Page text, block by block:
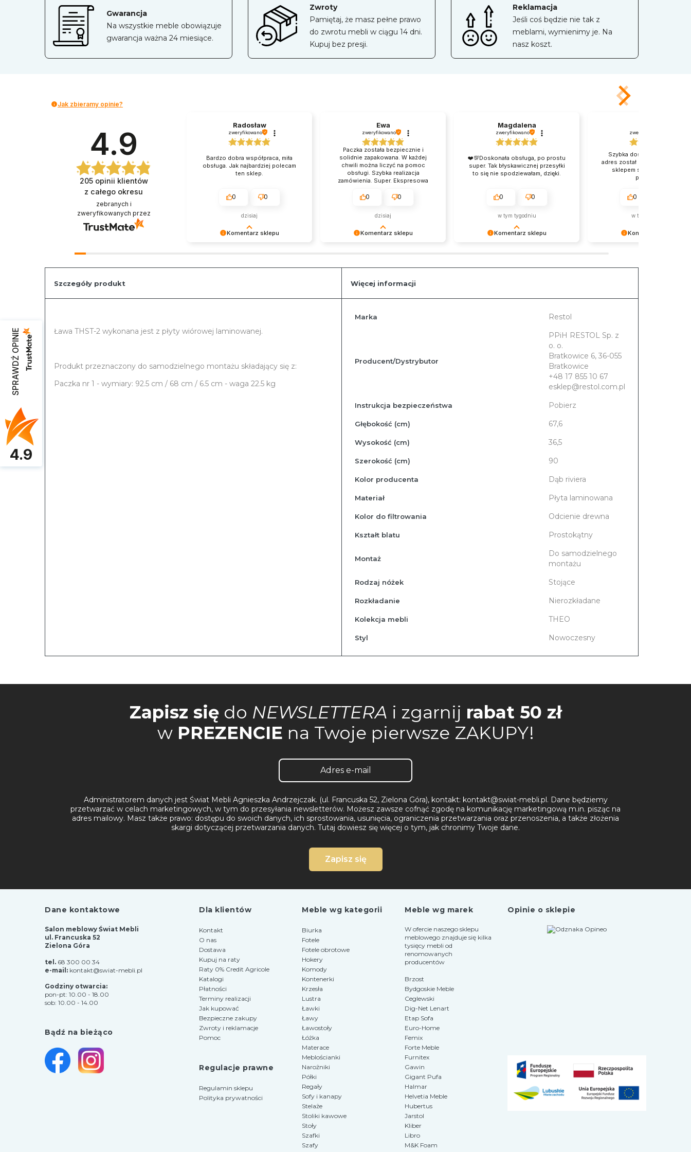
Gwarancja
Na wszystkie meble obowiązuje
gwarancja ważna 24 miesiące.
Zwroty
Pamiętaj, że masz pełne prawo
do zwrotu mebli w ciągu 14 dni.
Kupuj bez presji.
Reklamacja
Jeśli coś będzie nie tak z
meblami, wymienimy je. Na
nasz koszt.
Jak zbieramy opinie?
4.9
205opinii klientów
z całego okresu
zebranych i
zweryfikowanych przez
Komentarz sklepu
ponownie na zakupy w naszym
Radosław
zweryfikowano
Bardzo dobra współpraca, miła
obsługa. Jak najbardziej polecam
ten sklep.
0 0
dzisiaj
Komentarz sklepu
ponownie na zakupy w naszym
Ewa
zweryfikowano
Paczka została bezpiecznie i
solidnie zapakowana. W każdej
chwili można liczyć na pomoc
obsługi. Szybka realizacja
zamówienia. Super. Ekspresowa
polecam.
0 0
dzisiaj
Komentarz sklepu
ponownie na zakupy w naszym
Magdalena
zweryfikowano
❤️💯Doskonała obsługa, po prostu
super. Tak błyskawicznej przesyłki
to się nie spodziewałam, dzięki.
0 0
w tym tygodniu
Komentarz sklepu
ponownie na zakupy w naszym
zweryfikowano
Szybka dostarczono mimo,
adres został zmieniony.
sklepem super. Pani bardzo
pomocna .
0
w tym tygodniu
Szczegóły produkt
Ława THST-2 wykonana jest z płyty wiórowej laminowanej.
Produkt przeznaczony do samodzielnego montażu składający się z:
Paczka nr 1 - wymiary: 92.5 cm / 68 cm / 6.5 cm - waga 22.5 kg
Więcej informacji
Więcej
Marka Restol
Producent/Dystrybutor
PPiH RESTOL Sp. z
o. o.
Bratkowice 6, 36-055
Bratkowice
+48 17 855 10 67
esklep@restol.com.pl
Instrukcja bezpieczeństwa Pobierz
Głębokość (cm) 67,6
Wysokość (cm) 36,5
Szerokość (cm) 90
Kolor producenta Dąb riviera
Materiał Płyta laminowana
Kolor do filtrowania Odcienie drewna
Kształt blatu Prostokątny
Montaż
Do samodzielnego
montażu
Rodzaj nóżek Stojące
Rozkładanie Nierozkładane
Kolekcja mebli THEO
Styl Nowoczesny
Zapisz się do NEWSLETTERA i zgarnij rabat 50 zł
w PREZENCIE na Twoje pierwsze ZAKUPY!
Administratorem danych jest Świat Mebli Agnieszka Andrzejczak. (ul. Francuska 52, Zielona Góra), kontakt: kontakt@swiat-mebli.pl. Dane będziemy
przetwarzać w celach marketingowych, w tym do przesyłania newsletterów. Możesz zawsze cofnąć zgodę na komunikację marketingową m.in. pisząc na
adres mailowy. Masz także prawo: dostępu do swoich danych, ich sprostowania, usunięcia, ograniczenia przetwarzania oraz przenoszenia, a także złożenia
skargi dotyczącej przetwarzania danych. Tutaj dowiesz się więcej o tym, jak chronimy Twoje dane.
Zapisz się
Dane kontaktowe
Salon meblowy Świat Mebli
ul. Francuska 52
Zielona Góra
tel. 68 300 00 34
e-mail: kontakt@swiat-mebli.pl
Godziny otwarcia:
pon-pt: 10.00 - 18.00
sob: 10.00 - 14.00
Bądź na bieżąco
Dla klientów
Kontakt
O nas
Dostawa
Kupuj na raty
Raty 0% Credit Agricole
Katalogi
Płatności
Terminy realizacji
Jak kupować
Bezpieczne zakupy
Zwroty i reklamacje
Pomoc
Regulacje prawne
Regulamin sklepu
Polityka prywatności
Meble wg kategorii
Biurka
Fotele
Fotele obrotowe
Hokery
Komody
Kontenerki
Krzesła
Lustra
Ławki
Ławy
Ławostoły
Łóżka
Materace
Meblościanki
Narożniki
Półki
Regały
Sofy i kanapy
Stelaże
Stoliki kawowe
Stoły
Szafki
Szafy
Meble wg marek
W ofercie naszego sklepu
meblowego znajduje się kilka
tysięcy mebli od
renomowanych
producentów
Brzost
Bydgoskie Meble
Ceglewski
Dig-Net Lenart
Etap Sofa
Euro-Home
Femix
Forte Meble
Furnitex
Gawin
Gigant Pufa
Halmar
Helvetia Meble
Hubertus
Jarstol
Kliber
Libro
M&K Foam
Opinie o sklepie
SPRAWDŹ OPINIE
4.9